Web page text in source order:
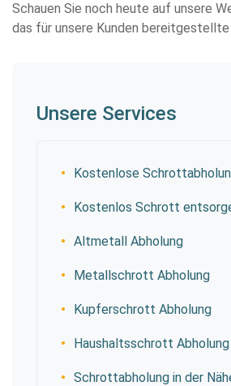
Schauen Sie noch heute auf unsere
das für unsere Kunden
Unsere Services
Kostenlose
Kostenlos Schrott
Altmetall Abholung
Metallschrott Abholung
Kupferschrott Abholung
Haushaltsschrott Abholung
Schrottabholung in der